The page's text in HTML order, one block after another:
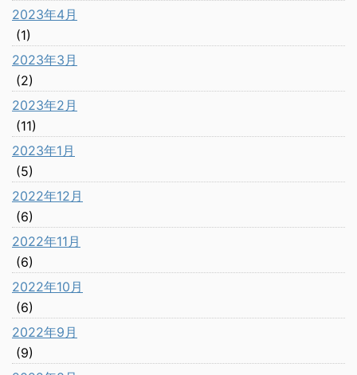
2023年4月
(1)
2023年3月
(2)
2023年2月
(11)
2023年1月
(5)
2022年12月
(6)
2022年11月
(6)
2022年10月
(6)
2022年9月
(9)